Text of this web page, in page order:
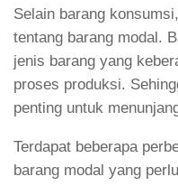
Selain barang
tentang barang modal.
jenis barang yang
proses produksi.
penting untuk
Terdapat beberapa
barang modal yang